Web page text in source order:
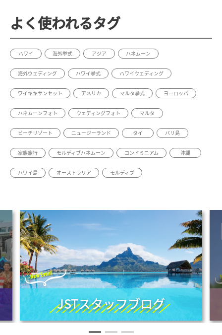
よく使われるタグ
ハワイ 海外挙式 アジア ハネムーン
海外ウェディング ハワイ挙式 ハワイウェディング
ワイキキサンセット アメリカ マルタ挙式 ヨーロッパ
ハネムーンフォト ウェディングフォト マルタ
ビーチリゾート ニュージーランド タイ バリ島
家族旅行 モルディブハネムーン コンドミニアム 沖縄
ハワイ島 オーストラリア モルディブ
JSTスタッフブログ